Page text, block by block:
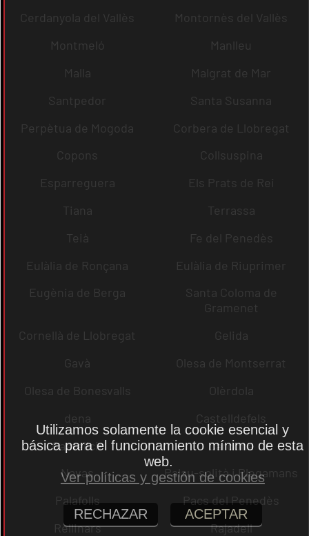
Cerdanyola del Vallès
Montornès del Vallès
Montmeló
Manlleu
Malla
Malgrat de Mar
Santpedor
Santa Susanna
Perpètua de Mogoda
Corbera de Llobregat
Copons
Collsuspina
Esparreguera
Els Prats de Rei
Tiana
Terrassa
Teià
Fe del Penedès
Eulàlia de Ronçana
Eulàlia de Riuprimer
Eugènia de Berga
Santa Coloma de
Gramenet
Cornellà de Llobregat
Gelida
Gavà
Olesa de Montserrat
Olesa de Bonesvalls
Olèrdola
dena
Castelldefels
Castellcir
Cardona
Navas
Palau-solità i Plegamans
Palafolls
Pacs del Penedès
Rellinars
Rajadell
Utilizamos solamente la cookie esencial y
básica para el funcionamiento mínimo de esta
web.
Ver políticas y gestión de cookies
RECHAZAR ACEPTAR